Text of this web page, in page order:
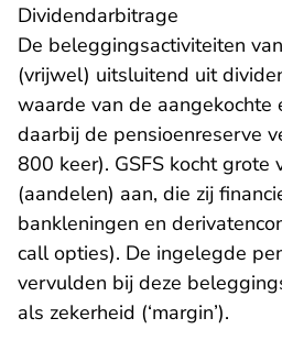
Dividendarbitrage
De beleggingsactiviteiten
(vrijwel) uitsluitend uit
waarde van de aangekochte
daarbij de pensioenreserve
800 keer). GSFS kocht grote
(aandelen) aan, die zij
bankleningen en
call opties). De ingelegde
vervulden bij deze
als zekerheid (‘margin’).